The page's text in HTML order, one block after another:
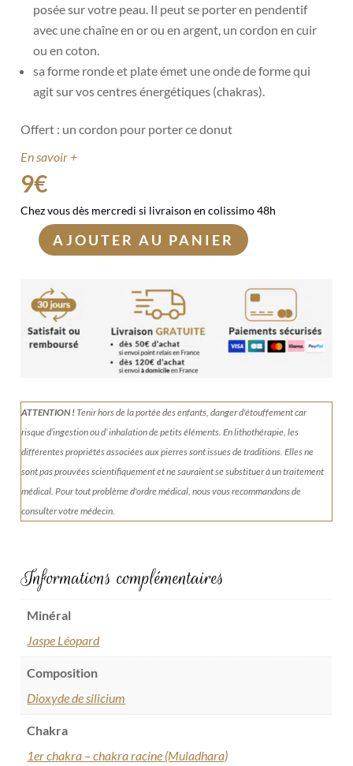
posée sur votre peau. Il peut se porter en pendentif
avec une chaîne en or ou en argent, un cordon en cuir
ou en coton.
sa forme ronde et plate émet une onde de forme qui
agit sur vos centres énergétiques (chakras).
Offert : un cordon pour porter ce donut
En savoir +
9€
Chez vous dès mercredi si livraison en colissimo 48h
quantité
Donut
Jaspe
Léopard
3cm
AJOUTER AU PANIER
ATTENTION !Tenirhors de la portée des enfants, danger d'étouffement car
risque d’ingestion ou d’ inhalation de petits éléments.En lithothérapie, les
différentes propriétés associées aux pierres sont issues de traditions. Elles ne
sont pas prouvées scientifiquement et ne sauraient se substituer à un traitement
médical. Pour tout problème d'ordre médical, nous vous recommandons de
consulter votre médecin.
Informations complémentaires
Minéral
Jaspe Léopard
Composition
Dioxyde de silicium
Chakra
1er chakra – chakra racine (Muladhara)